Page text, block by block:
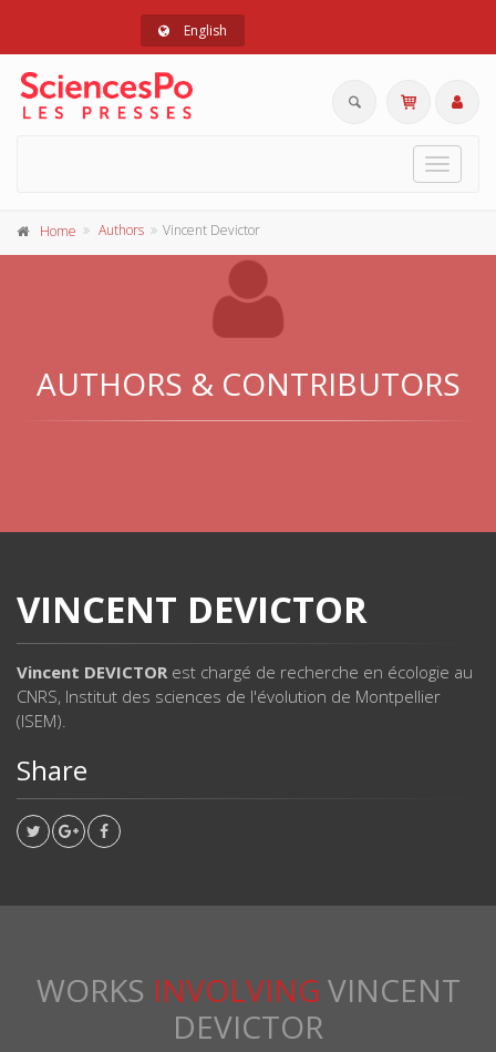
English
Toggle
Home Authors Vincent Devictor
AUTHORS & CONTRIBUTORS
VINCENT DEVICTOR
Vincent DEVICTOR est chargé de recherche en écologie au
CNRS, Institut des sciences de l'évolution de Montpellier
(ISEM).
Share
WORKS INVOLVING VINCENT
DEVICTOR